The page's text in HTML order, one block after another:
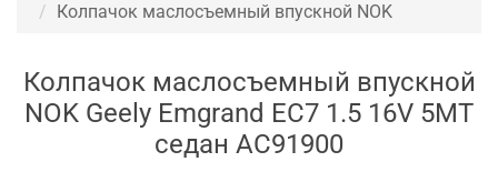
Колпачок маслосъемный впускной NOK
Колпачок маслосъемный впускной
NOK Geely Emgrand EC7 1.5 16V 5MT
седан AC91900